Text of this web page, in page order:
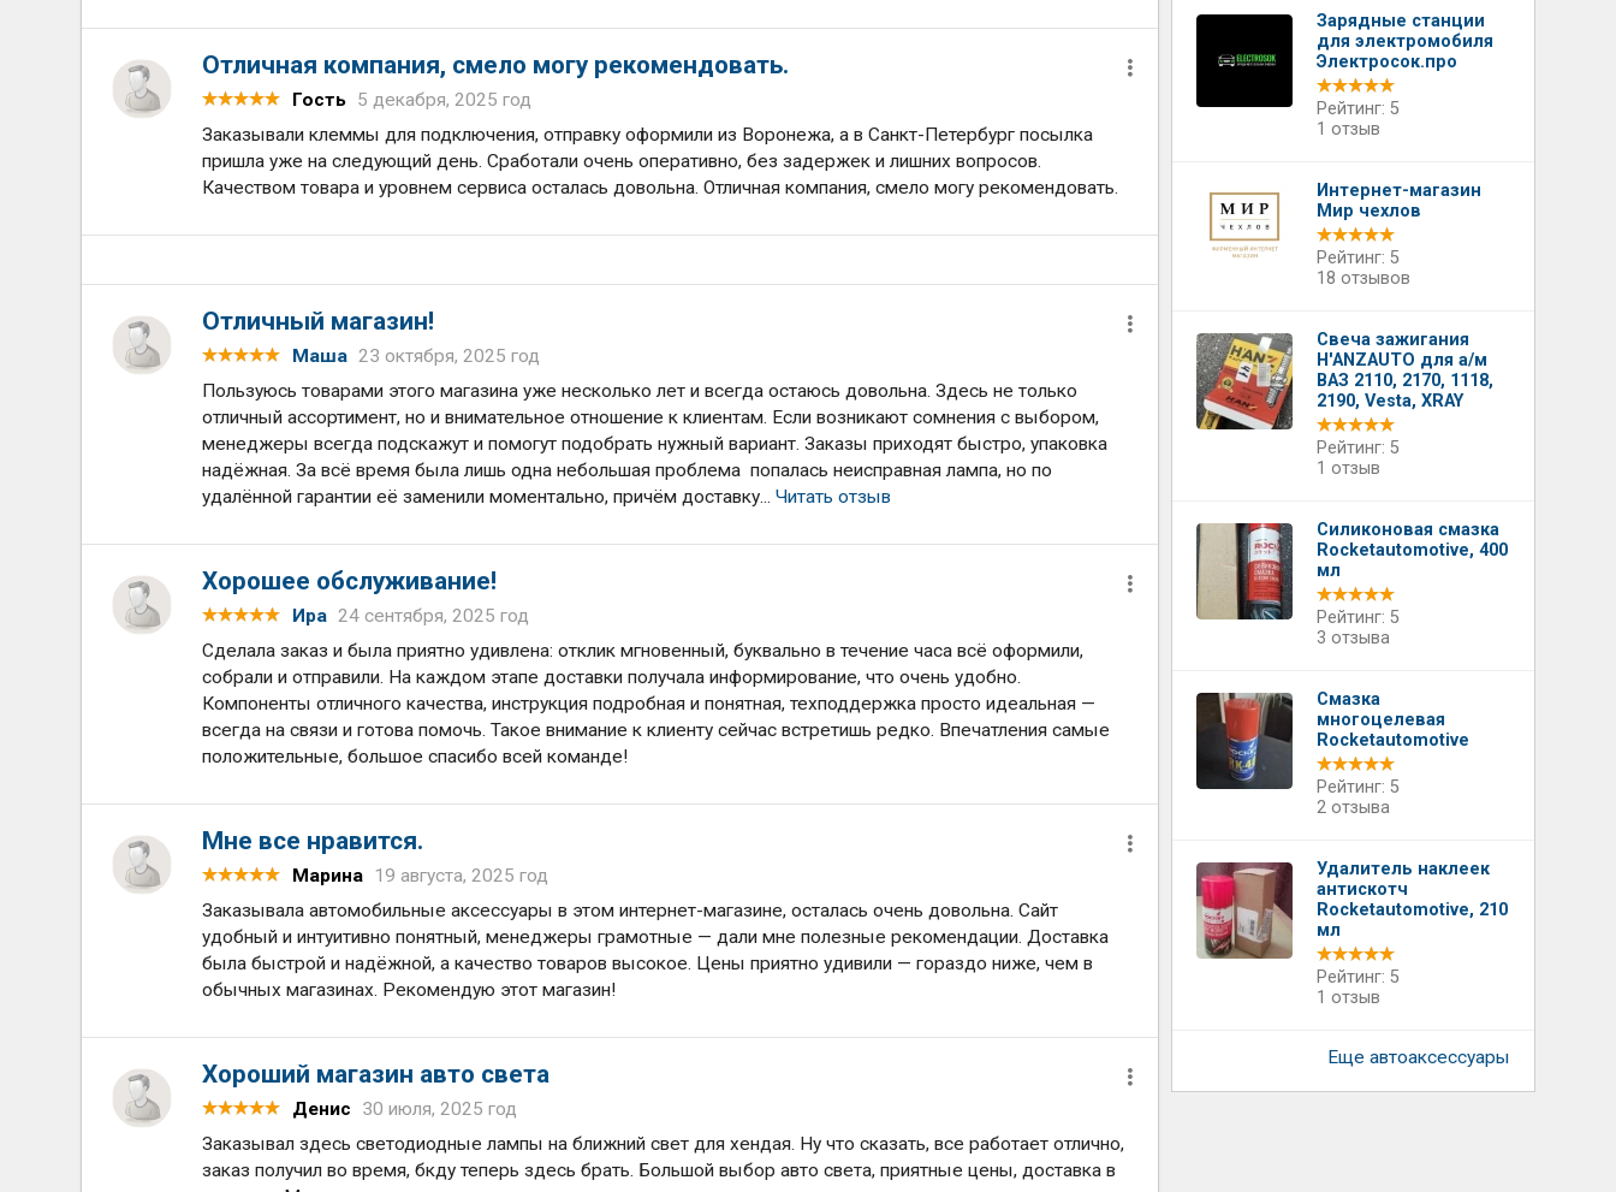
Отличная компания, смело могу рекомендовать.
Гость 5 декабря, 2025 год
Заказывали клеммы для подключения, отправку оформили из Воронежа, а в Санкт-Петербург посылка
пришла уже на следующий день. Сработали очень оперативно, без задержек и лишних вопросов.
Качеством товара и уровнем сервиса осталась довольна. Отличная компания, смело могу рекомендовать.
Отличный магазин!
Маша 23 октября, 2025 год
Пользуюсь товарами этого магазина уже несколько лет и всегда остаюсь довольна. Здесь не только
отличный ассортимент, но и внимательное отношение к клиентам. Если возникают сомнения с выбором,
менеджеры всегда подскажут и помогут подобрать нужный вариант. Заказы приходят быстро, упаковка
надёжная. За всё время была лишь одна небольшая проблема попалась неисправная лампа, но по
удалённой гарантии её заменили моментально, причём доставку...Читать отзыв
Хорошее обслуживание!
Ира 24 сентября, 2025 год
Сделала заказ и была приятно удивлена: отклик мгновенный, буквально в течение часа всё оформили,
собрали и отправили. На каждом этапе доставки получала информирование, что очень удобно.
Компоненты отличного качества, инструкция подробная и понятная, техподдержка просто идеальная —
всегда на связи и готова помочь. Такое внимание к клиенту сейчас встретишь редко. Впечатления самые
положительные, большое спасибо всей команде!
Мне все нравится.
Марина
19 августа, 2025 год
Заказывала автомобильные аксессуары в этом интернет-магазине, осталась очень довольна. Сайт
удобный и интуитивно понятный, менеджеры грамотные — дали мне полезные рекомендации. Доставка
была быстрой и надёжной, а качество товаров высокое. Цены приятно удивили — гораздо ниже, чем в
обычных магазинах. Рекомендую этот магазин!
Хороший магазин авто света
Денис
30 июля, 2025 год
Заказывал здесь светодиодные лампы на ближний свет для хендая. Ну что сказать, все работает отлично,
заказ получил во время, бкду теперь здесь брать. Большой выбор авто света, приятные цены, доставка в
Зарядные станции
для электромобиля
Электросок.про
Рейтинг: 5
1 отзыв
Интернет-магазин
Мир чехлов
Рейтинг: 5
18 отзывов
Свеча зажигания
H'ANZAUTO для а/м
ВАЗ 2110, 2170, 1118,
2190, Vesta, XRAY
Рейтинг: 5
1 отзыв
Силиконовая смазка
Rocketautomotive, 400
мл
Рейтинг: 5
3 отзыва
Смазка
многоцелевая
Rocketautomotive
Рейтинг: 5
2 отзыва
Удалитель наклеек
антискотч
Rocketautomotive, 210
мл
Рейтинг: 5
1 отзыв
Еще автоаксессуары